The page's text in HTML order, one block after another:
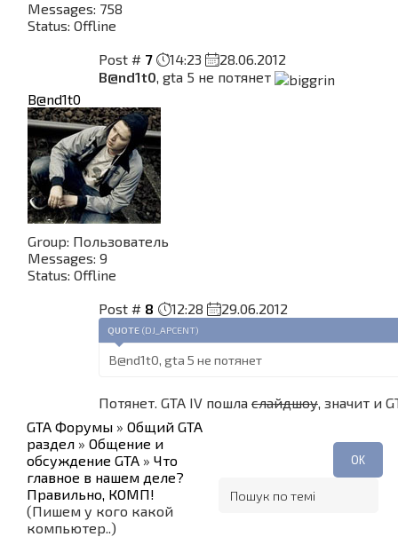
Messages: 758
Status: Offline
Post # 7 14:23
28.06.2012
B@nd1t0, gta 5 не потянет
B@nd1t0
Group: Пользователь
Messages: 9
Status: Offline
Post # 8 12:28 29.06.2012
QUOTE (DJ_APCENT)
B@nd1t0, gta 5 не потянет
Потянет. GTA IV пошла слайдшоу, значит и
GTA Форумы » Общий GTA
раздел » Общение и
обсуждение GTA » Что
главное в нашем деле?
Правильно, КОМП!
(Пишем у кого какой
компьютер..)